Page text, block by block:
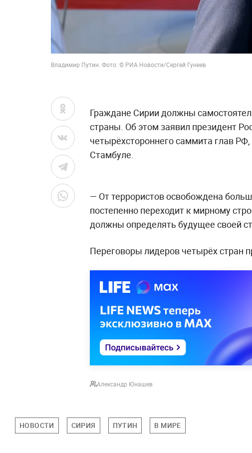
Владимир Путин. Фото: © РИА Новости/Сергей Гунеев
Граждане Сирии должны
страны. Об этом заявил президент
четырёхстороннего саммита глав
Стамбуле.
— От террористов освобождена
постепенно переходит к мирному
должны определять будущее своей
Переговоры лидеров четырёх стран
Александр Юнашев
НОВОСТИ СИРИЯ ПУТИН В МИРЕ